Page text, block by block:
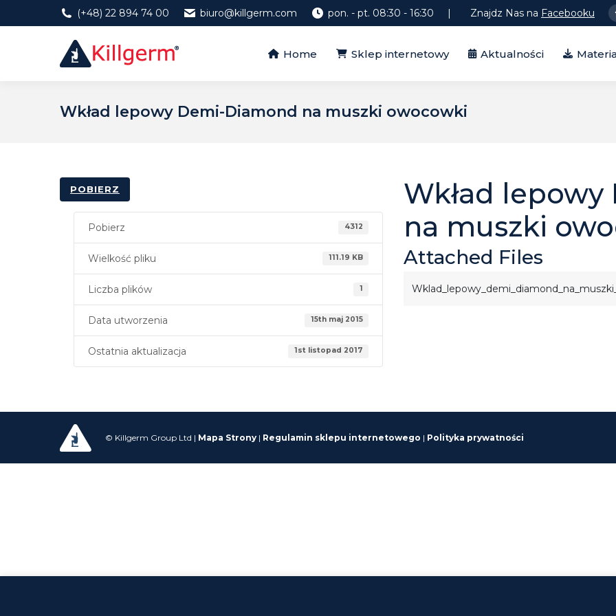
(+48) 22 894 74 00 biuro@killgerm.com pon. - pt. 08:30 - 16:30 | Znajdz Nas na Facebooku
Home Sklep internetowy Aktualności
Wkład lepowy Demi-Diamond na muszki owocowki
POBIERZ
Pobierz 4312
Wielkość pliku 111.19 KB
Liczba plików 1
Data utworzenia 15th maj 2015
Ostatnia aktualizacja 1st listopad 2017
Wkład
na muszki
Attached Files
© Killgerm Group Ltd | Mapa Strony | Regulamin sklepu internetowego | Polityka prywatności
Home Sklep internetowy Aktualności Materiały